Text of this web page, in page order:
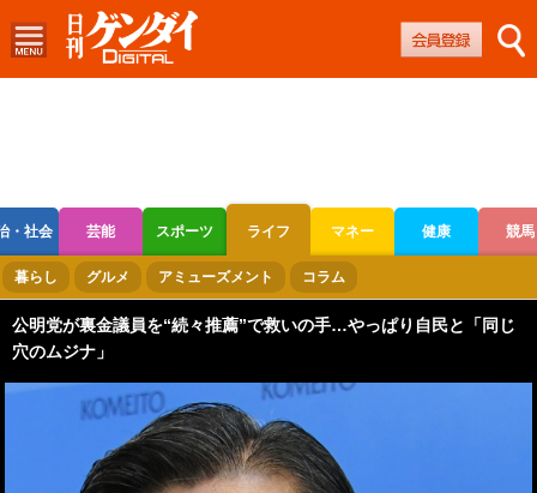
・社会 芸能 スポーツ ライフ マネー 健康 競馬
ボートレース 競輪 オートレース
暮らし グルメ アミューズメント コラム
公明党が裏金議員を“続々推薦”で救いの手…やっぱり自民と「同じ
穴のムジナ」